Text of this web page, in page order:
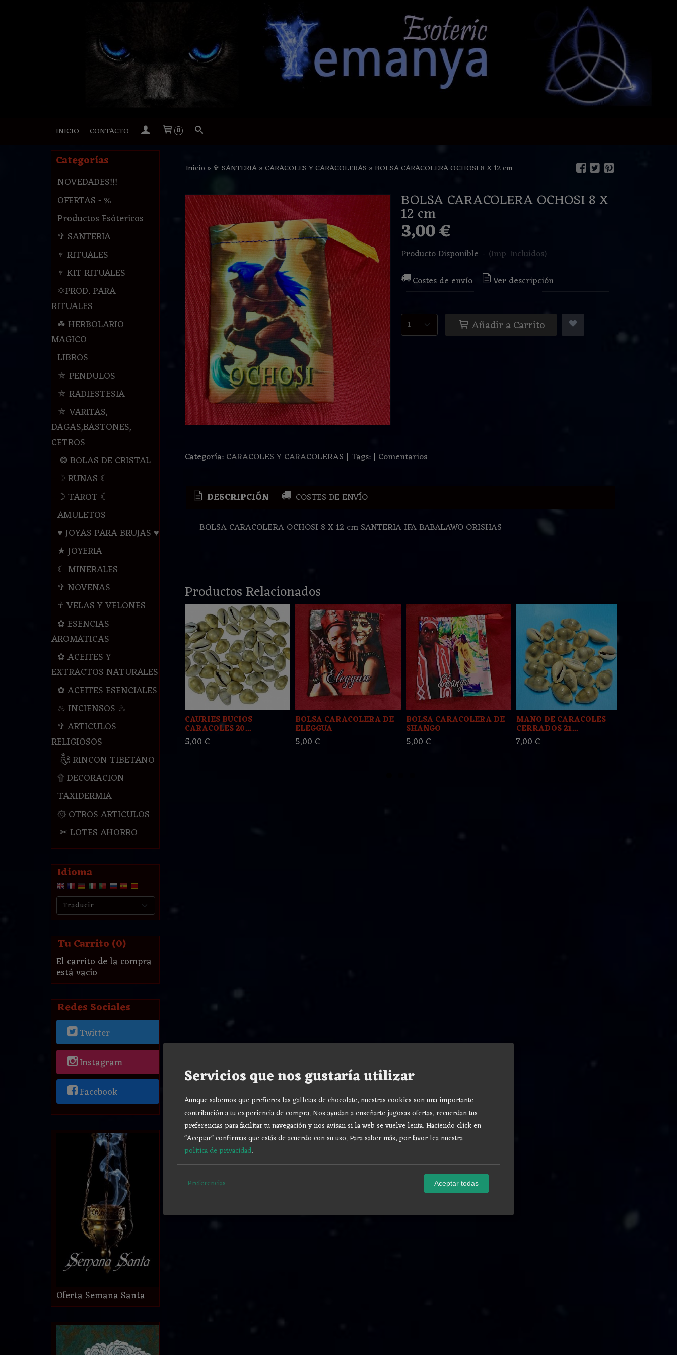
INICIO CONTACTO 0
Categorías
NOVEDADES!!!
OFERTAS - %
Productos Esótericos
✞ SANTERIA
♆ RITUALES
♆ KIT RITUALES
✡PROD. PARA
RITUALES
☘ HERBOLARIO
MAGICO
LIBROS
⛤ PENDULOS
⛤ RADIESTESIA
⛤ VARITAS,
DAGAS,BASTONES,
CETROS
❂ BOLAS DE CRISTAL
☽ RUNAS ☾
☽ TAROT ☾
AMULETOS
♥ JOYAS PARA BRUJAS ♥
★ JOYERIA
☾ MINERALES
✞ NOVENAS
☥ VELAS Y VELONES
✿ ESENCIAS
AROMATICAS
✿ ACEITES Y
EXTRACTOS NATURALES
✿ ACEITES ESENCIALES
♨ INCIENSOS ♨
✞ ARTICULOS
RELIGIOSOS
༃ RINCON TIBETANO
۩ DECORACION
TAXIDERMIA
۞ OTROS ARTICULOS
✂ LOTES AHORRO
Idioma
Tu Carrito (0)
El carrito de la compra
está vacío
Redes Sociales
Twitter
Instagram
Facebook
Oferta Semana Santa
Inicio » ✞ SANTERIA»CARACOLES Y CARACOLERAS »BOLSA CARACOLERA OCHOSI 8 X 12 cm
BOLSA CARACOLERA OCHOSI 8 X
12 cm
3,00 €
Producto Disponible - (Imp. Incluidos)
Costes de envío
Ver descripción
Añadir a Carrito
Categoría: CARACOLES Y CARACOLERAS | Tags: | Comentarios
DESCRIPCIÓN COSTES DE ENVÍO
BOLSA CARACOLERA OCHOSI 8 X 12 cm SANTERIA IFA BABALAWO ORISHAS
Productos Relacionados
CAURIES BUCIOS
CARACOLES 20...
5,00 €
BOLSA CARACOLERA DE
ELEGGUA
5,00 €
BOLSA CARACOLERA DE
SHANGO
5,00 €
MANO DE CARACOLES
CERRADOS 21...
7,00 €
Servicios que nos gustaría utilizar
Aunque sabemos que prefieres las galletas de chocolate, nuestras cookies son una importante
contribución a tu experiencia de compra. Nos ayudan a enseñarte jugosas ofertas, recuerdan tus
preferencias para facilitar tu navegación y nos avisan si la web se vuelve lenta. Haciendo click en
"Aceptar" confirmas que estás de acuerdo con su uso.Para saber más, por favor lea nuestra
política de privacidad.
Preferencias Aceptar todas